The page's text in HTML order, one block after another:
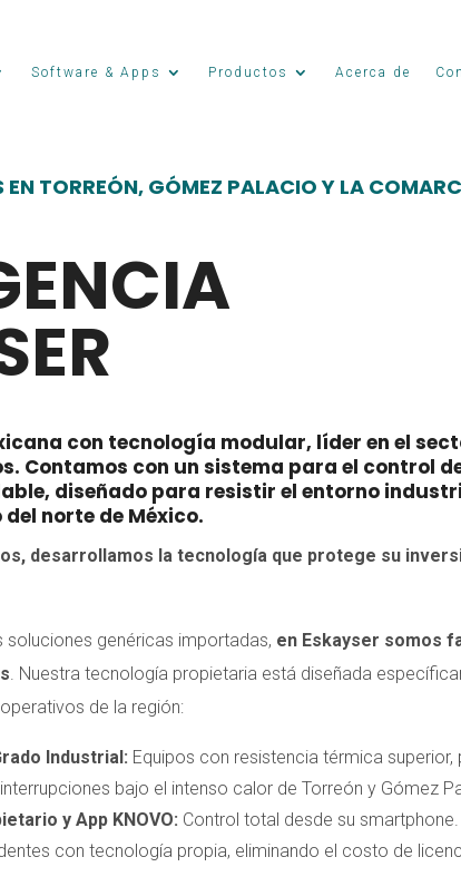
Software & Apps Productos Acerca de
EN TORREÓN, GÓMEZ PALACIO Y LA
con tecnología modular, líder en el
Contamos con un sistema para el control
diseñado para resistir el entorno
norte de México.
desarrollamos la tecnología que protege su
soluciones genéricas importadas, en Eskayser somos
. Nuestra tecnología propietaria está diseñada
de la región:
Industrial: Equipos con resistencia térmica superior,
bajo el intenso calor de Torreón y Gómez
y App KNOVO: Control total desde su
con tecnología propia, eliminando el costo de